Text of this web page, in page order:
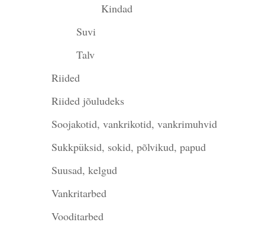
Kindad
Suvi
Talv
Riided
Riided jõuludeks
Soojakotid, vankrikotid, vankrimuhvid
Sukkpüksid, sokid, põlvikud, papud
Suusad, kelgud
Vankritarbed
Vooditarbed